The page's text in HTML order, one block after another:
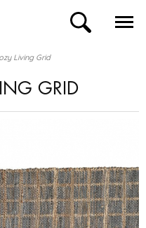
Living Grid
GRID